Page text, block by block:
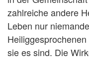
zahlreiche andere
Leben nur
sie es sind. Die